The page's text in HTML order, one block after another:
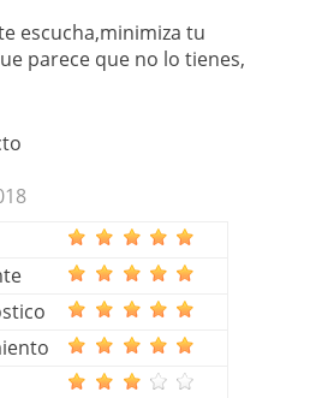
escucha,minimiza tu
parece que no lo tienes,